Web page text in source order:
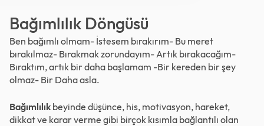
Bağımlılık Döngüsü
Ben bağımlı olmam- İstesem bırakırım- Bu meret
bırakılmaz- Bırakmak zorundayım- Artık bırakacağım-
Bıraktım, artık bir daha başlamam -Bir kereden bir şey
olmaz- Bir Daha asla.
Bağımlılık beyinde düşünce, his, motivasyon, hareket,
dikkat ve karar verme gibi birçok kısımla bağlantılı olan